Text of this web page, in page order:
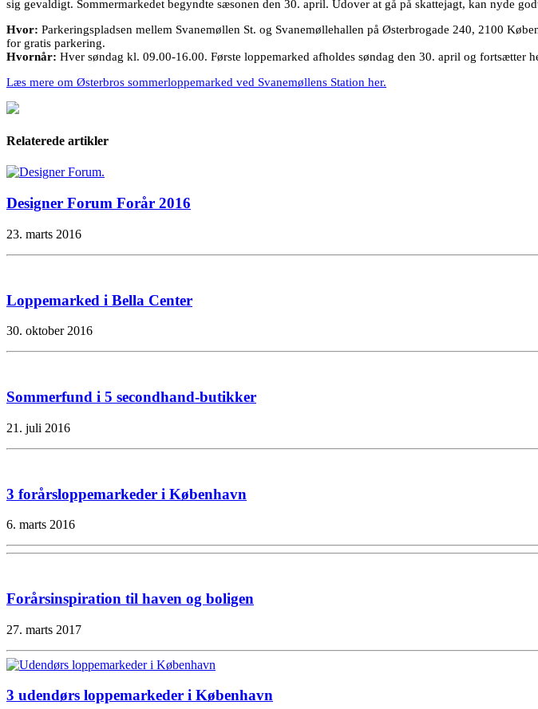
sig gevaldigt. Sommermarkedet begyndte sæsonen den 30. april. Udover at gå på skattejagt, kan nyde
Hvor: Parkeringspladsen mellem Svanemøllen St. og Svanemøllehallen på Østerbrogade 240, 2100
for gratis parkering.
Hvornår: Hver søndag kl. 09.00-16.00. Første loppemarked afholdes søndag den 30. april og fortsætter
Læs mere om Østerbros sommerloppemarked ved Svanemøllens Station her.
Relaterede artikler
Designer Forum Forår 2016
23. marts 2016
Loppemarked i Bella Center
30. oktober 2016
Sommerfund i 5 secondhand-butikker
21. juli 2016
3 forårsloppemarkeder i København
6. marts 2016
Forårsinspiration til haven og boligen
27. marts 2017
3 udendørs loppemarkeder i København